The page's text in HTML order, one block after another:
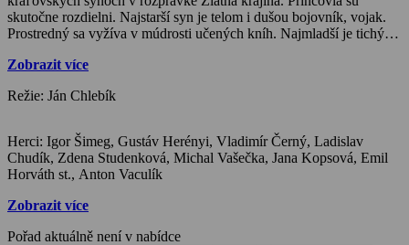
skutočne rozdielni. Najstarší syn je telom i dušou bojovník, vojak.
Prostredný sa vyžíva v múdrosti učených kníh. Najmladší je tichý,
prišlo na skutky, určite nič nezmôže. Lenže, nie všetko, čo je na
býva, v ťažkej skúške obstojí práve najmladší syn. Vydá sa hľadať
uzdravenie. Tam sa vybrali aj jeho starší bratia, nevrátili sa však.
Princ Zlatnú krajinu našiel a okrem liečivej vody aj prekrásnu zlatú
pannu. Mohla by byť teda svadba. Hoci má šťastie na dosah ruky,
do cesty sa mu postavili ďalšie prekážky. Musí ich zdolať, aby sa
všetko na dobré obrátilo. Veru, cesta za šťastím nebýva ani v
rozprávke priamočiara…
Zobrazit více
Režie: Ján Chlebík
Herci: Igor Šimeg, Gustáv Herényi, Vladimír Černý, Ladislav
Chudík, Zdena Studenková, Michal Vašečka, Jana Kopsová, Emil
Horváth st., Anton Vaculík
Zobrazit více
Pořad aktuálně není v nabídce